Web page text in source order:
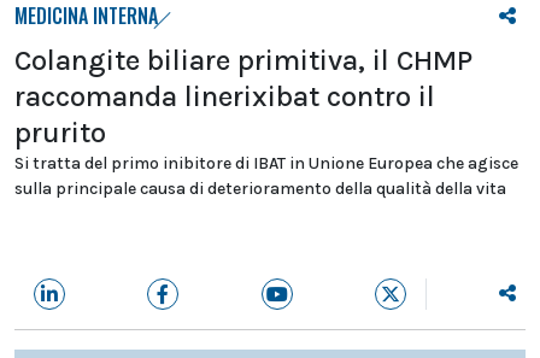
MEDICINA INTERNA
Colangite biliare primitiva, il CHMP
raccomanda linerixibat contro il
prurito
Si tratta del primo inibitore di IBAT in Unione Europea che agisce
sulla principale causa di deterioramento della qualità della vita